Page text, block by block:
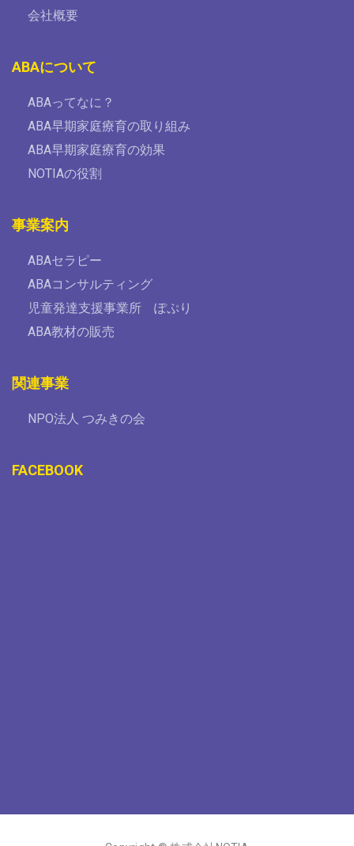
会社概要
ABAについて
ABAってなに？
ABA早期家庭療育の取り組み
ABA早期家庭療育の効果
NOTIAの役割
事業案内
ABAセラピー
ABAコンサルティング
児童発達支援事業所 ぽぷり
ABA教材の販売
関連事業
NPO法人 つみきの会
FACEBOOK